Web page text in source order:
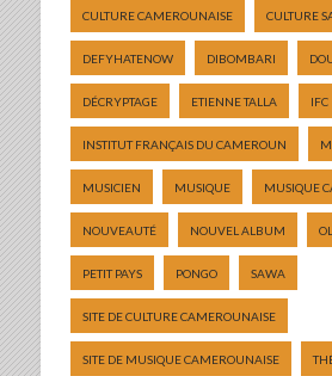
CULTURE CAMEROUNAISE CULTURE
DEFYHATENOW DIBOMBARI
DÉCRYPTAGE ETIENNE TALLA IFC
INSTITUT FRANÇAIS DU CAMEROUN
MUSICIEN MUSIQUE MUSIQUE
NOUVEAUTÉ NOUVEL ALBUM
PETIT PAYS PONGO SAWA
SITE DE CULTURE CAMEROUNAISE
SITE DE MUSIQUE CAMEROUNAISE